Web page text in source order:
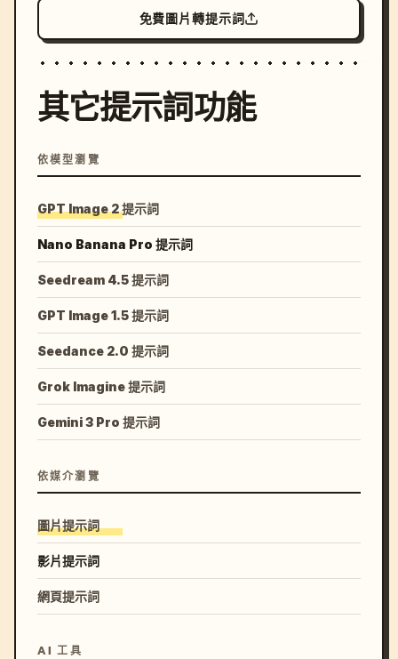
免費圖片轉提示詞
其它提示詞功能
依模型瀏覽
GPT Image 2 提示詞
Nano Banana Pro 提示詞
Seedream 4.5 提示詞
GPT Image 1.5 提示詞
Seedance 2.0 提示詞
Grok Imagine 提示詞
Gemini 3 Pro 提示詞
依媒介瀏覽
圖片提示詞
影片提示詞
網頁提示詞
AI 工具